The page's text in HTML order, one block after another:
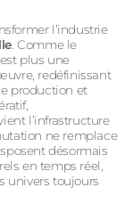
l’industrie
. Comme le
plus une
redéfinissant
production et
l’infrastructure
ne remplace
désormais
en temps réel,
univers toujours